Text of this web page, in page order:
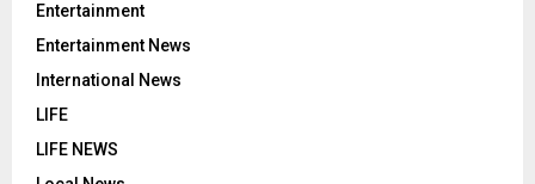
Entertainment
Entertainment News
International News
LIFE
LIFE NEWS